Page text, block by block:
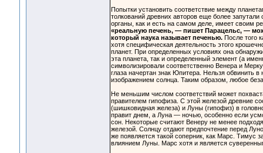
Попытки установить соответствие между
толкований древних авторов еще более
органы, как и есть на самом деле, имеет своим
«реальную печень, — пишет Парацельс, —
который наука называет печенью.После того
хотя специфическая деятельность этого
планет. При определенных условиях она
эта планета, так и определенный элемент (а
символизировали соответственно Венера и
глаза начертан знак Юпитера. Нельзя обвинить
изображением солнца. Таким образом, любое
Не меньшим числом соответствий может
правителем гипофиза. С этой железой древние
(шишковидная железа) и Луны (гипофиз) в
правит днем, а Луна — ночью, особенно если
сон. Некоторые считают Венеру не менее
железой. Солнцу отдают предпочтение перед
же появляется такой соперник, как Марс. Тимус
влиянием Луны. Марс хотя и является